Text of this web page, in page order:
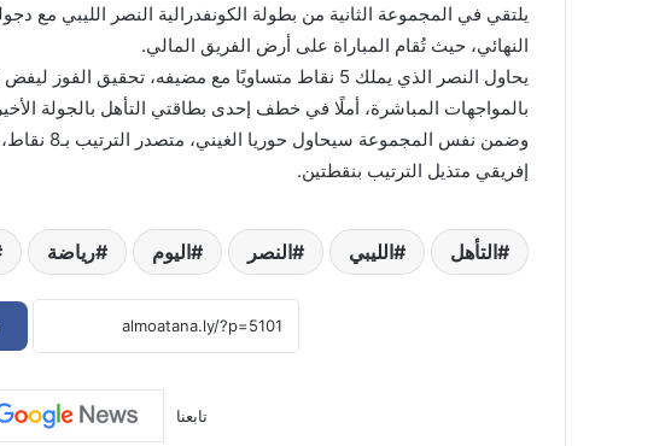
يلتقي في المجموعة الثانية من بطولة الكونفدرالية النصر الليبي مع
النهائي، حيث تُقام المباراة على أرض الفريق المالي.
يحاول النصر الذي يملك 5 نقاط متساويًا مع مضيفه،
بالمواجهات المباشرة، أملًا في خطف إحدى بطاقتي التأهل بالجولة
وضمن نفس
إفريقي متذيل الترتيب بنقطتين.
التأهل الليبي النصر اليوم رياضة
تابعنا